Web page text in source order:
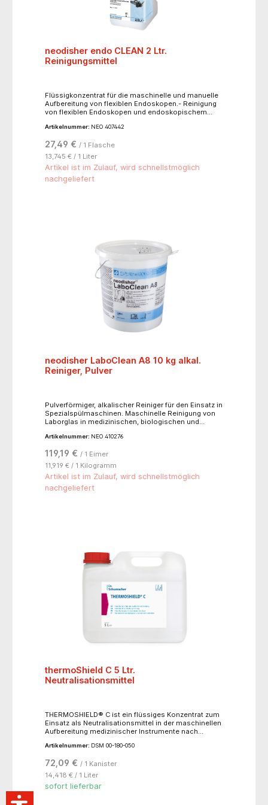
neodisher endo CLEAN 2 Ltr.
Reinigungsmittel
Flüssigkonzentrat für die maschinelle und manuelle
Aufbereitung von flexiblen Endoskopen.- Reinigung
von flexiblen Endoskopen und endoskopischem
Desinfektionsgeräten (RDG-E)- manuelle Reinigung
Zusatzinstrumentarium im Tauch- bzw.
Ultraschallbad!! nur für den professionellen
Gebrauch !!
Artikelnummer: NEO 407442
27,49 € / 1 Flasche
13,745 € / 1 Liter
Artikel ist im Zulauf, wird schnellstmöglich
nachgeliefert
neodisher LaboClean A8 10 kg alkal.
Reiniger, Pulver
Pulverförmiger, alkalischer Reiniger für den Einsatz in
Spezialspülmaschinen. Maschinelle Reinigung von
Laborglas in medizinischen, biologischen und
Ernährungsindustrie. neodisher LaboClean A 8
eine sehr gute Reinigungswirkung gegenüber Blut,
Eiweiß und Lebensmittelrückständen. Übliche
Labormaterialien aus Glas, Keramik und Edelstahl
werden von neodisher LaboClean A 8-Lösungen
nicht angegriffen. Für Aluminium, Eloxal und
Artikelnummer: NEO 410276
119,19 € / 1 Eimer
11,919 € / 1 Kilogramm
Artikel ist im Zulauf, wird schnellstmöglich
nachgeliefert
thermoShield C 5 Ltr.
Neutralisationsmittel
THERMOSHIELD® C ist ein flüssiges Konzentrat zum
Einsatz als Neutralisationsmittel in der maschinellen
Aufbereitung medizinischer Instrumente nach
Reinigungsschritt. Der saure pH-Wert hält
Ablagerungen und insbesondere Kalkrückständen.
Durch den Einsatz von THERMOSHIELD® C in der
Neutralisation können besonders empfindliche
Materialien geschützt und verschleppte Alkalireste
Artikelnummer: DSM 00-180-050
72,09 € / 1 Kanister
14,418 € / 1 Liter
sofort lieferbar